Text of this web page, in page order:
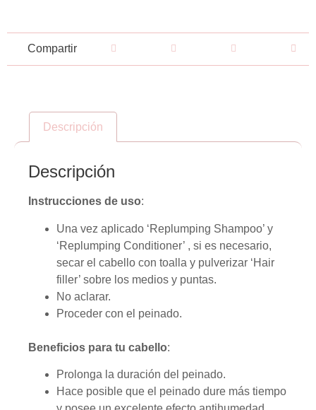
Compartir
Descripción
Descripción
Instrucciones de uso:
Una vez aplicado ‘Replumping Shampoo’ y
‘Replumping Conditioner’ , si es necesario,
secar el cabello con toalla y pulverizar ‘Hair
filler’ sobre los medios y puntas.
No aclarar.
Proceder con el peinado.
Beneficios para tu cabello:
Prolonga la duración del peinado.
Hace posible que el peinado dure más tiempo